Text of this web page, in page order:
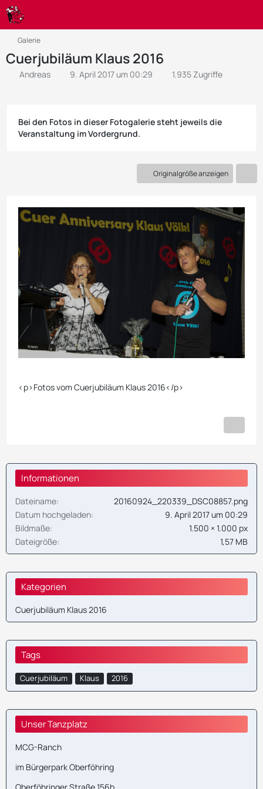
Galerie
Cuerjubiläum Klaus 2016
Andreas 9. April 2017 um 00:29 1.935 Zugriffe
Bei den Fotos in dieser Fotogalerie steht jeweils die
Veranstaltung im Vordergrund.
Originalgröße anzeigen
<p>Fotos vom Cuerjubiläum Klaus 2016</p>
Informationen
Dateiname
20160924_220339_DSC08857.png
Datum hochgeladen
9. April 2017 um 00:29
Bildmaße
1.500 × 1.000 px
Dateigröße
1,57 MB
Kategorien
Cuerjubiläum Klaus 2016
Tags
Cuerjubiläum Klaus 2016
Unser Tanzplatz
MCG-Ranch
im Bürgerpark Oberföhring